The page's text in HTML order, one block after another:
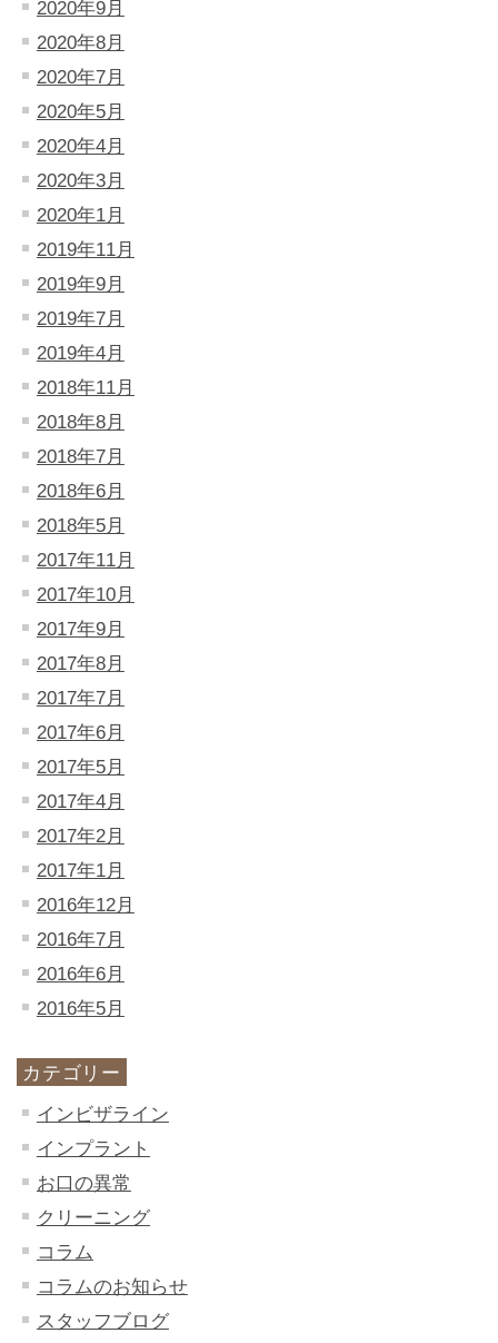
2020年9月
2020年8月
2020年7月
2020年5月
2020年4月
2020年3月
2020年1月
2019年11月
2019年9月
2019年7月
2019年4月
2018年11月
2018年8月
2018年7月
2018年6月
2018年5月
2017年11月
2017年10月
2017年9月
2017年8月
2017年7月
2017年6月
2017年5月
2017年4月
2017年2月
2017年1月
2016年12月
2016年7月
2016年6月
2016年5月
カテゴリー
インビザライン
インプラント
お口の異常
クリーニング
コラム
コラムのお知らせ
スタッフブログ